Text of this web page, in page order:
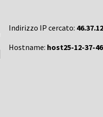
Indirizzo IP cercato:
Hostname: host25-12-37-